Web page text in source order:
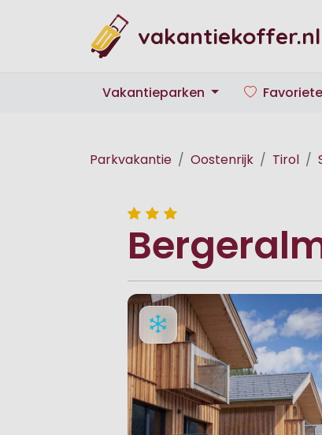
vakantiekoffer.nl
Vakantieparken
Parkvakantie Oostenrijk Tirol